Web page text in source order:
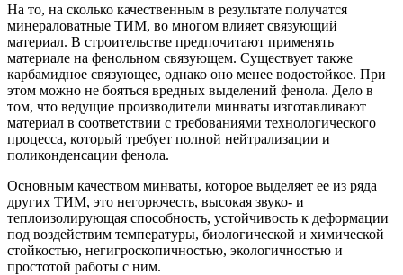
На то, на сколько качественным в результате получатся
минераловатные ТИМ, во многом влияет связующий
материал. В строительстве предпочитают применять
материале на фенольном связующем. Существует также
карбамидное связующее, однако оно менее водостойкое. При
этом можно не бояться вредных выделений фенола. Дело в
том, что ведущие производители минваты изготавливают
материал в соответствии с требованиями технологического
процесса, который требует полной нейтрализации и
поликонденсации фенола.
Основным качеством минваты, которое выделяет ее из ряда
других ТИМ, это негорючесть, высокая звуко- и
теплоизолирующая способность, устойчивость к деформации
под воздействим температуры, биологической и химической
стойкостью, негигроскопичностью, экологичностью и
простотой работы с ним.